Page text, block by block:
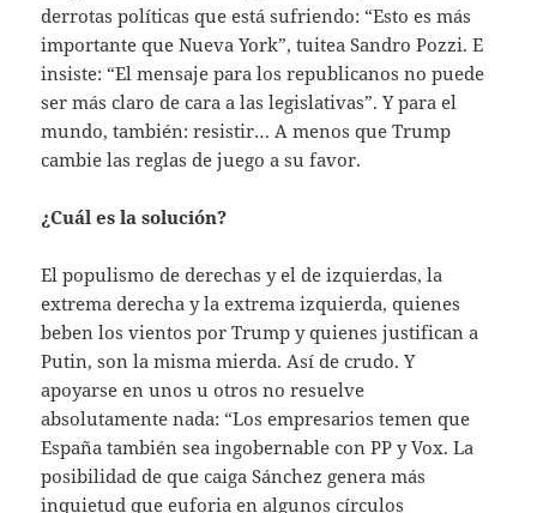
derrotas políticas que está sufriendo: “Esto es más
importante que Nueva York”, tuitea Sandro Pozzi. E
insiste: “El mensaje para los republicanos no puede
ser más claro de cara a las legislativas”. Y para el
mundo, también: resistir… A menos que Trump
cambie las reglas de juego a su favor.
¿Cuál es la solución?
El populismo de derechas y el de izquierdas, la
extrema derecha y la extrema izquierda, quienes
beben los vientos por Trump y quienes justifican a
Putin, son la misma mierda. Así de crudo. Y
apoyarse en unos u otros no resuelve
absolutamente nada: “Los empresarios temen que
España también sea ingobernable con PP y Vox. La
posibilidad de que caiga Sánchez genera más
inquietud que euforia en algunos círculos